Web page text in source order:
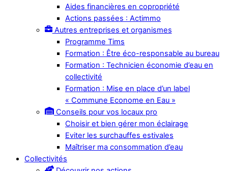
Aides financières en copropriété
Actions passées : Actimmo
Autres entreprises et organismes
Programme Tims
Formation : Être éco-responsable au bureau
Formation : Technicien économie d’eau en
collectivité
Formation : Mise en place d’un label
« Commune Econome en Eau »
Conseils pour vos locaux pro
Choisir et bien gérer mon éclairage
Eviter les surchauffes estivales
Maîtriser ma consommation d’eau
Collectivités